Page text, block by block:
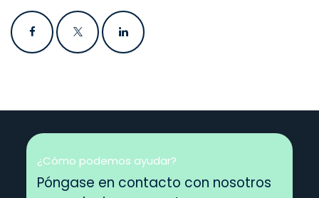
¿Cómo podemos ayudar?
Póngase en contacto con nosotros